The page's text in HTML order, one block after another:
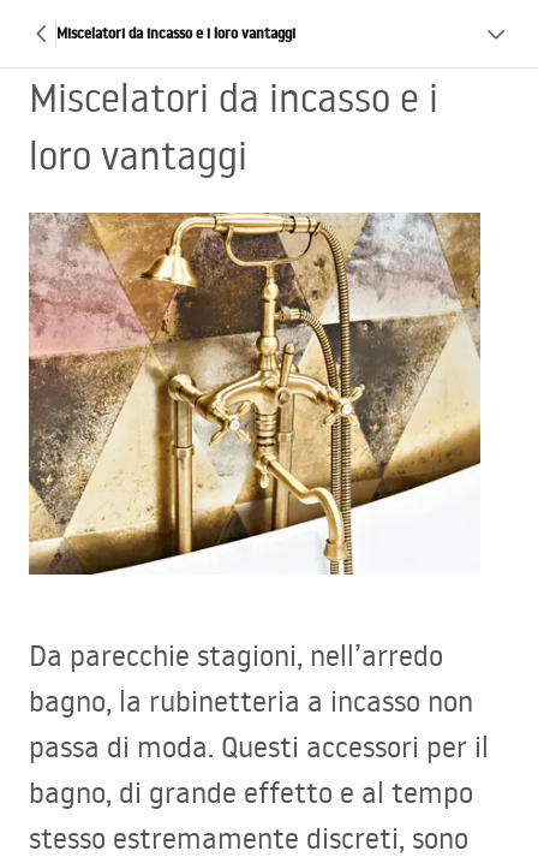
Miscelatori da incasso e i loro vantaggi
Miscelatori da incasso e i
loro vantaggi
Da parecchie stagioni, nell’arredo
bagno, la rubinetteria a incasso non
passa di moda. Questi accessori per il
bagno, di grande effetto e al tempo
stesso estremamente discreti, sono